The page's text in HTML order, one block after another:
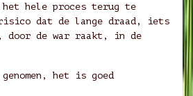
hele proces terug te
dat de lange draad, iets
door de war raakt, in de
het is goed